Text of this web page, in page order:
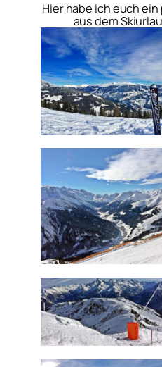
Hier habe ich euch
aus dem